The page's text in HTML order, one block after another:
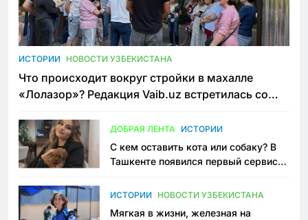
ИСТОРИИ НОВОСТИ УЗБЕКИСТАНА
Что происходит вокруг стройки в махалле
«Лолазор»? Редакция Vaib.uz встретилась со
ДОБРАЯ ЛЕНТА ИСТОРИИ
С кем оставить кота или собаку? В
Ташкенте появился первый сервис
ИСТОРИИ НОВОСТИ УЗБЕКИСТАНА
Мягкая в жизни, железная на